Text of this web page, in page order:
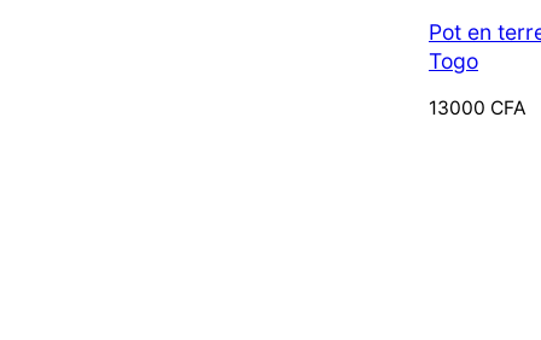
Pot en
Togo
13000 CFA